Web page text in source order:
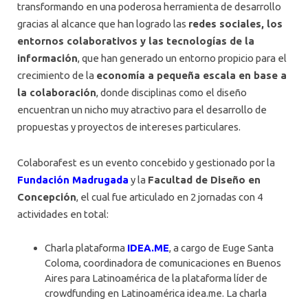
transformando en una poderosa herramienta de desarrollo
gracias al alcance que han logrado las redes sociales, los
entornos colaborativos y las tecnologías de la
información, que han generado un entorno propicio para el
crecimiento de la economía a pequeña escala en base a
la colaboración, donde disciplinas como el diseño
encuentran un nicho muy atractivo para el desarrollo de
propuestas y proyectos de intereses particulares.
Colaborafest es un evento concebido y gestionado por la
Fundación Madrugada y la Facultad de Diseño en
Concepción, el cual fue articulado en 2 jornadas con 4
actividades en total:
Charla plataforma IDEA.ME, a cargo de Euge Santa
Coloma, coordinadora de comunicaciones en Buenos
Aires para Latinoamérica de la plataforma líder de
crowdfunding en Latinoamérica idea.me. La charla